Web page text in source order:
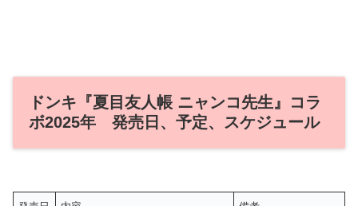
ドンキ『夏目友人帳 ニャンコ先生』コラ
ボ2025年 発売日、予定、スケジュール